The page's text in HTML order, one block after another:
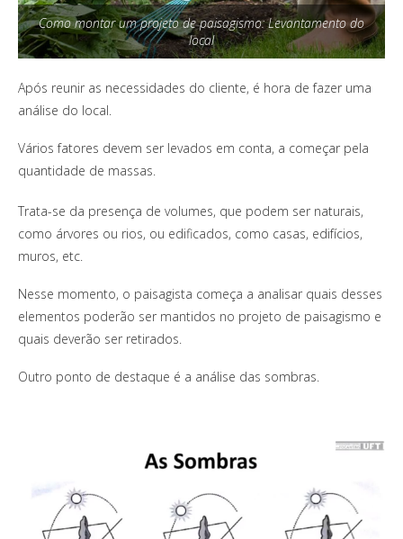
Como montar um projeto de paisagismo: Levantamento do
local
Após reunir as necessidades do cliente, é hora de fazer uma
análise do local.
Vários fatores devem ser levados em conta, a começar pela
quantidade de massas.
Trata-se da presença de volumes, que podem ser naturais,
como árvores ou rios, ou edificados, como casas, edifícios,
muros, etc.
Nesse momento, o paisagista começa a analisar quais desses
elementos poderão ser mantidos no projeto de paisagismo e
quais deverão ser retirados.
Outro ponto de destaque é a análise das sombras.